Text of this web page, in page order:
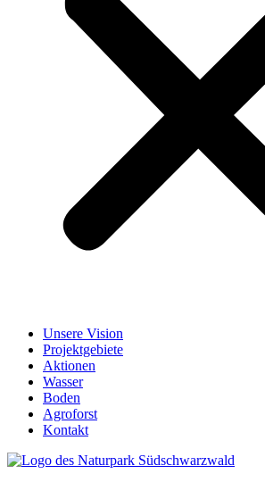
Unsere Vision
Projektgebiete
Aktionen
Wasser
Boden
Agroforst
Kontakt